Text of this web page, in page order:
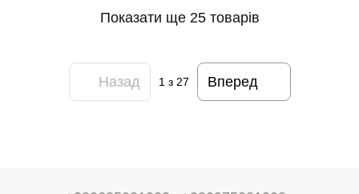
Показати ще 25 товарів
Назад 1 з 27 Вперед